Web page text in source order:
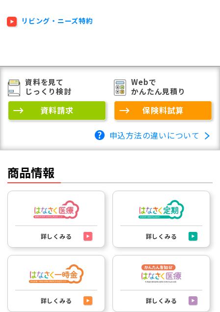
リビング・ニーズ特約
資料を見て
じっくり検討
資料請求
Webで
かんたん見積り
保険料試算
申込方法の違いについて
商品情報
詳しくみる 詳しくみる
詳しくみる 詳しくみる